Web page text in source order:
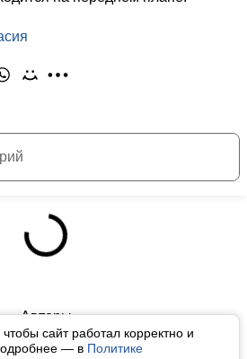
сайт работал корректно и
— в Политике
Авторы
О нас